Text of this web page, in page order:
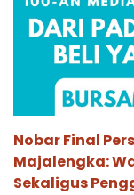
Nobar Final
Majalengka:
Sekaligus